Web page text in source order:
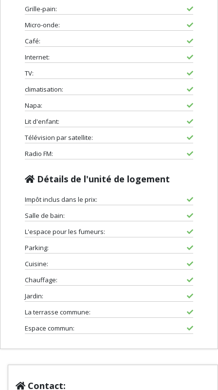
Grille-pain:
Micro-onde:
Café:
Internet:
TV:
climatisation:
Napa:
Lit d'enfant:
Télévision par satellite:
Radio FM:
Détails de l'unité de logement
Impôt inclus dans le prix:
Salle de bain:
L'espace pour les fumeurs:
Parking:
Cuisine:
Chauffage:
Jardin:
La terrasse commune:
Espace commun:
Contact: